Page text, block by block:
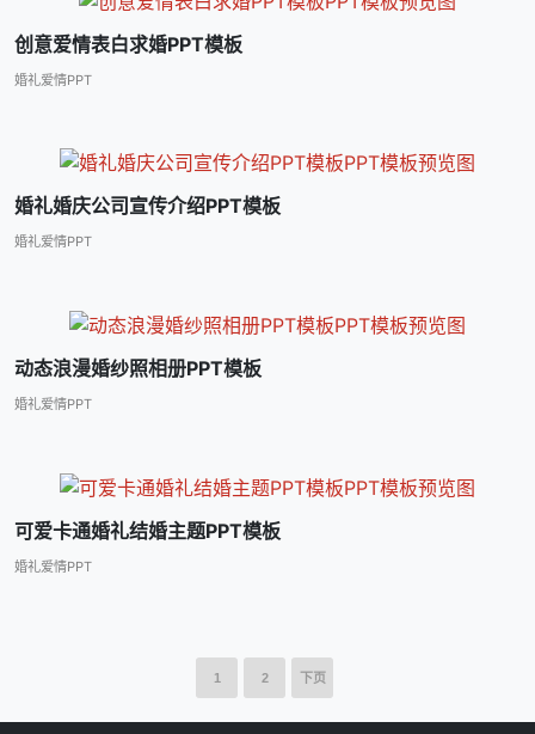
创意爱情表白求婚PPT模板
婚礼爱情PPT
婚礼婚庆公司宣传介绍PPT模板
婚礼爱情PPT
动态浪漫婚纱照相册PPT模板
婚礼爱情PPT
可爱卡通婚礼结婚主题PPT模板
婚礼爱情PPT
1 2 下页